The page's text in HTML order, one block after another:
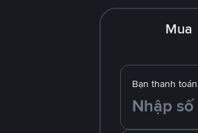
Mua
Bạn thanh toán